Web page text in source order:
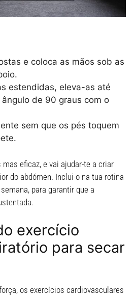
e coloca as mãos sob as
estendidas, eleva-as até
de 90 graus com o
sem que os pés toquem
eficaz, e vai ajudar-te a criar
do abdómen. Inclui-o na tua rotina
para garantir que a
exercício
para secar
os exercícios cardiovasculares